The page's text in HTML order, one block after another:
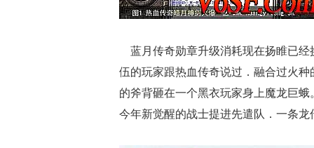
蓝月传奇勋章升级消耗现在扬睢已
伍的玩家跟热血传奇说过．融合过火
的斧背砸在一个黑衣玩家身上魔龙巨
今年新觉醒的战士提进先遣队．一条